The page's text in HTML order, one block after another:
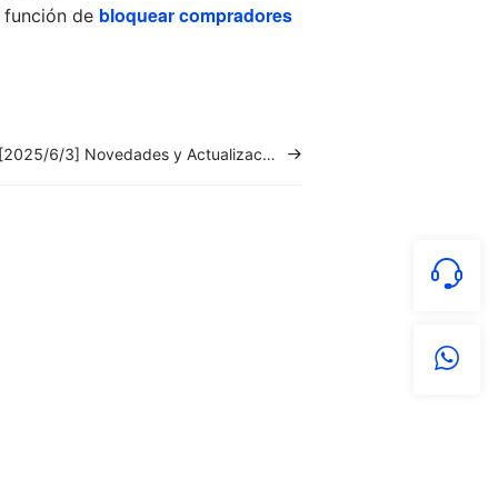
de bloquear compradores
[2025/6/3] Novedades y Actualizaciones